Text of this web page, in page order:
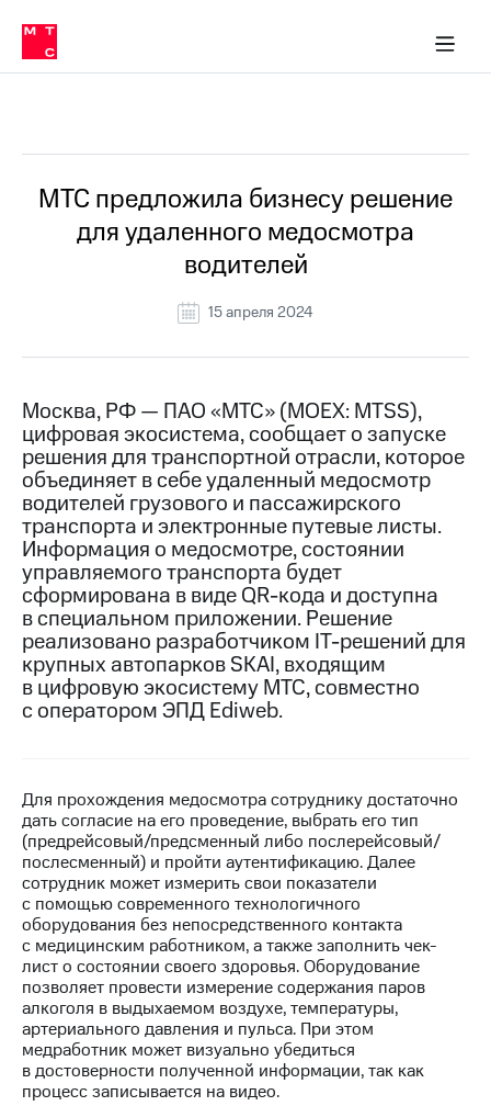
Медиа-центр
и акционерам
Устойчивое развитие
Комплаенс и деловая этика
компании
Карьера
История
компании
Руководство
информация
Контакты
Медиа-центр
Пресс-
релизы
МТС
о технологиях
Достижения
Интервью
Финансовая
отчетность
в
регионе
и акционерам
Корпоративное
управление
Корпоративный
секретарь
Раскрытие
информации
Информация
акционерам
Документы
ПАО
в МТС
Пресс-
релизы
о технологиях
МТС предложила бизнесу решение
для удаленного медосмотра
водителей
15 апреля 2024
Москва, РФ — ПАО «МТС» (MOEX: MTSS),
цифровая экосистема, сообщает о запуске
решения для транспортной отрасли, которое
объединяет в себе удаленный медосмотр
водителей грузового и пассажирского
транспорта и электронные путевые листы.
Информация о медосмотре, состоянии
управляемого транспорта будет
сформирована в виде QR-кода и доступна
в специальном приложении. Решение
реализовано разработчиком IT-решений для
крупных автопарков SKAI, входящим
в цифровую экосистему МТС, совместно
с оператором ЭПД Ediweb.
Для прохождения медосмотра сотруднику достаточно
дать согласие на его проведение, выбрать его тип
(предрейсовый/предсменный либо послерейсовый/
послесменный) и пройти аутентификацию. Далее
сотрудник может измерить свои показатели
с помощью современного технологичного
оборудования без непосредственного контакта
с медицинским работником, а также заполнить чек-
лист о состоянии своего здоровья. Оборудование
позволяет провести измерение содержания паров
алкоголя в выдыхаемом воздухе, температуры,
артериального давления и пульса. При этом
медработник может визуально убедиться
в достоверности полученной информации, так как
процесс записывается на видео.